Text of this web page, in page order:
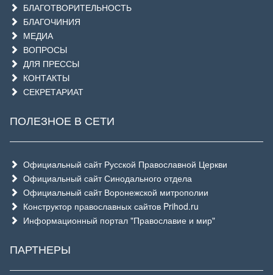
БЛАГОТВОРИТЕЛЬНОСТЬ
БЛАГОЧИНИЯ
МЕДИА
ВОПРОСЫ
ДЛЯ ПРЕССЫ
КОНТАКТЫ
СЕКРЕТАРИАТ
ПОЛЕЗНОЕ В СЕТИ
Официальный сайт Русской Православной Церкви
Официальный сайт Синодального отдела
Официальный сайт Воронежской митрополии
Конструктор православных сайтов Prihod.ru
Информационный портал "Православие и мир"
ПАРТНЕРЫ